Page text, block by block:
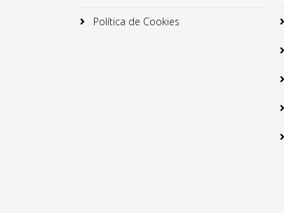
Política de Cookies